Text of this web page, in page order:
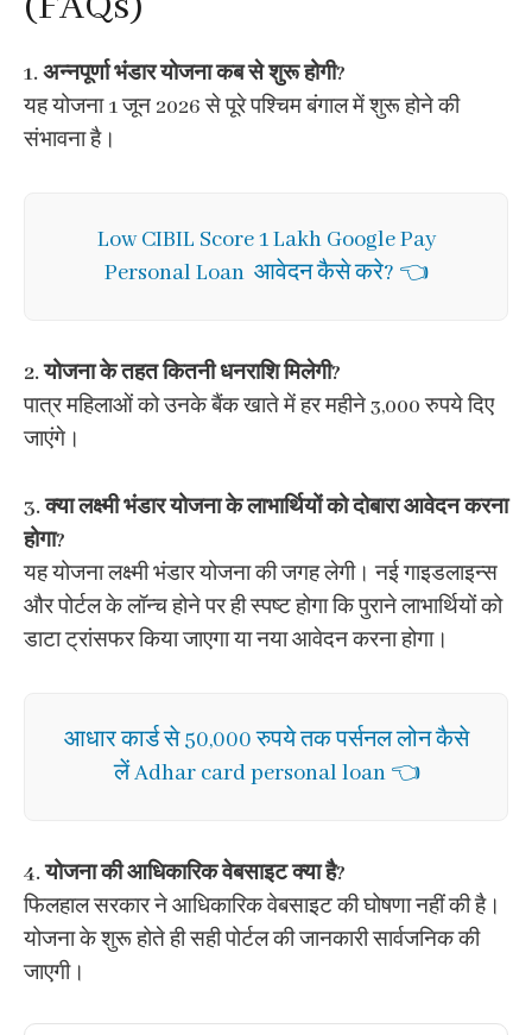
1. अन्नपूर्णा भंडार योजना कब से शुरू होगी?
यह योजना 1 जून 2026 से पूरे पश्चिम बंगाल में शुरू होने की
संभावना है।
Low CIBIL Score 1 Lakh Google Pay
Personal Loan आवेदन कैसे करे? 👈
2. योजना के तहत कितनी धनराशि मिलेगी?
पात्र महिलाओं को उनके बैंक खाते में हर महीने 3,000 रुपये दिए
जाएंगे।
3. क्या लक्ष्मी भंडार योजना के लाभार्थियों को दोबारा आवेदन करना
होगा?
यह योजना लक्ष्मी भंडार योजना की जगह लेगी। नई गाइडलाइन्स
और पोर्टल के लॉन्च होने पर ही स्पष्ट होगा कि पुराने लाभार्थियों को
डाटा ट्रांसफर किया जाएगा या नया आवेदन करना होगा।
आधार कार्ड से 50,000 रुपये तक पर्सनल लोन कैसे
लें Adhar card personal loan 👈
4. योजना की आधिकारिक वेबसाइट क्या है?
फिलहाल सरकार ने आधिकारिक वेबसाइट की घोषणा नहीं की है।
योजना के शुरू होते ही सही पोर्टल की जानकारी सार्वजनिक की
जाएगी।